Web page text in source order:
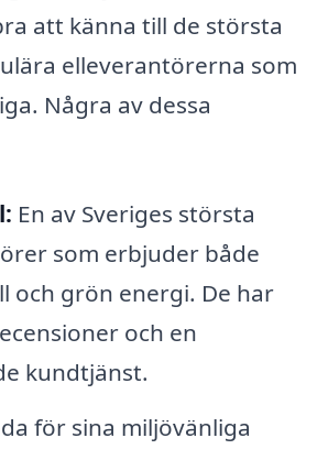
att känna till de största
elleverantörerna som
Några av dessa
En av Sveriges största
som erbjuder både
och grön energi. De har
och en
kundtjänst.
för sina miljövänliga